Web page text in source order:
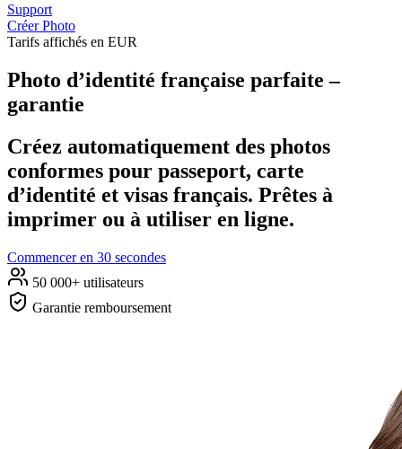
Support
Créer Photo
Tarifs affichés en EUR
Photo d’identité française parfaite –
garantie
Créez automatiquement des photos
conformes pour passeport, carte
d’identité et visas français. Prêtes à
imprimer ou à utiliser en ligne.
Commencer en 30 secondes
50 000+ utilisateurs
Garantie remboursement